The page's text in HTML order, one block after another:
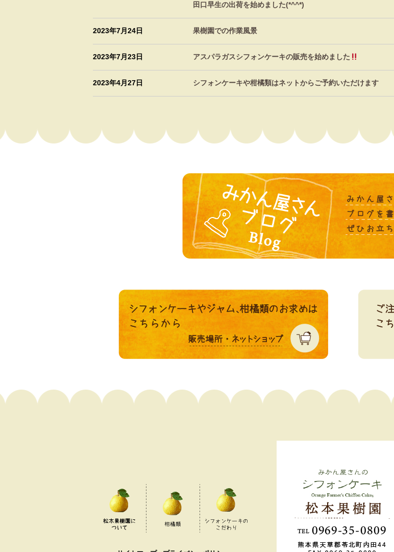
田口早生の出荷を始めました(*^^*)
2023年7月24日 果樹園での作業風景
2023年7月23日 アスパラガスシフォンケーキの販売を始めました
2023年4月27日 シフォンケーキや柑橘類はネットからご予約いただけます